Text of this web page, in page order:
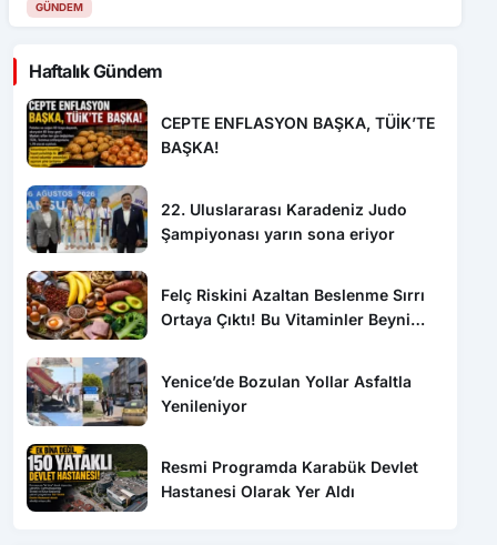
GÜNDEM
Haftalık Gündem
CEPTE ENFLASYON BAŞKA, TÜİK’TE
BAŞKA!
22. Uluslararası Karadeniz Judo
Şampiyonası yarın sona eriyor
Felç Riskini Azaltan Beslenme Sırrı
Ortaya Çıktı! Bu Vitaminler Beyni
Yenice’de Bozulan Yollar Asfaltla
Yenileniyor
Resmi Programda Karabük Devlet
Hastanesi Olarak Yer Aldı